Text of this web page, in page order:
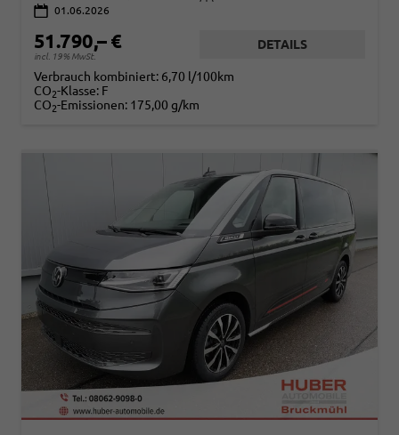
01.06.2026
51.790,– €
incl. 19% MwSt.
DETAILS
Verbrauch kombiniert: 6,70 l/100km
CO2-Klasse: F
CO2-Emissionen: 175,00 g/km